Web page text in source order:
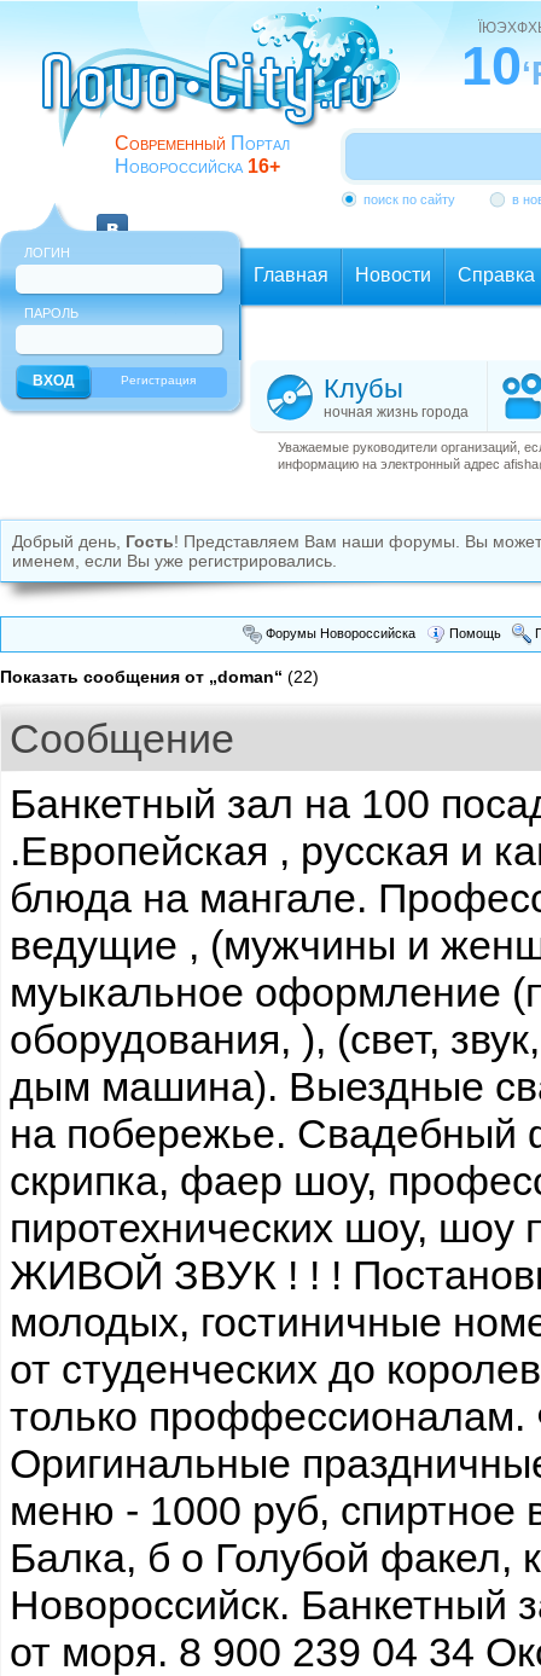
Современный Портал
Новороссийска 16+
10
поиск по сайту в
ЛОГИН
ПАРОЛЬ
Регистрация
Главная Новости Справка
Клубы
ночная жизнь города
Уважаемые руководители организаций,
информацию на электронный адрес
Добрый день, Гость! Представляем Вам наши форумы. Вы
именем, если Вы уже регистрировались.
Форумы Новороссийска Помощь
Показать сообщения от „doman“ (22)
Сообщение
Банкетный зал на 100
.Европейская , русская и
блюда на мангале.
ведущие , (мужчины и
муыкальное оформление
оборудования, ), (свет,
дым машина). Выездные
на побережье. Свадебный
скрипка, фаер шоу,
пиротехнических шоу, шоу
ЖИВОЙ ЗВУК ! ! !
молодых, гостиничные
от студенческих до
только проффессионалам.
Оригинальные
меню - 1000 руб,
Балка, б о Голубой факел,
Новороссийск. Банкетный
от моря. 8 900 239 04 34